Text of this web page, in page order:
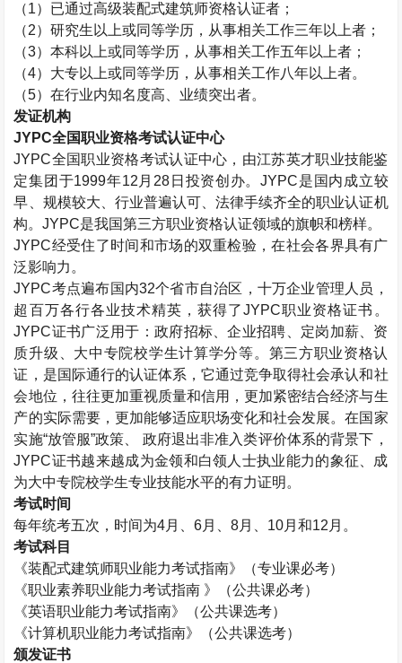
（1）已通过高级装配式建筑师资格认证者；
（2）研究生以上或同等学历，从事相关工作三年以上者；
（3）本科以上或同等学历，从事相关工作五年以上者；
（4）大专以上或同等学历，从事相关工作八年以上者。
（5）在行业内知名度高、业绩突出者。
发证机构
JYPC全国职业资格考试认证中心
JYPC全国职业资格考试认证中心，由江苏英才职业技能鉴
定集团于1999年12月28日投资创办。JYPC是国内成立较
早、规模较大、行业普遍认可、法律手续齐全的职业认证机
构。JYPC是我国第三方职业资格认证领域的旗帜和榜样。
JYPC经受住了时间和市场的双重检验，在社会各界具有广
泛影响力。
JYPC考点遍布国内32个省市自治区，十万企业管理人员，
超百万各行各业技术精英，获得了JYPC职业资格证书。
JYPC证书广泛用于：政府招标、企业招聘、定岗加薪、资
质升级、大中专院校学生计算学分等。第三方职业资格认
证，是国际通行的认证体系，它通过竞争取得社会承认和社
会地位，往往更加重视质量和信用，更加紧密结合经济与生
产的实际需要，更加能够适应职场变化和社会发展。在国家
实施“放管服”政策、 政府退出非准入类评价体系的背景下，
JYPC证书越来越成为金领和白领人士执业能力的象征、成
为大中专院校学生专业技能水平的有力证明。
考试时间
每年统考五次，时间为4月、6月、8月、10月和12月。
考试科目
《装配式建筑师职业能力考试指南》（专业课必考）
《职业素养职业能力考试指南 》（公共课必考）
《英语职业能力考试指南》（公共课选考）
《计算机职业能力考试指南》（公共课选考）
颁发证书